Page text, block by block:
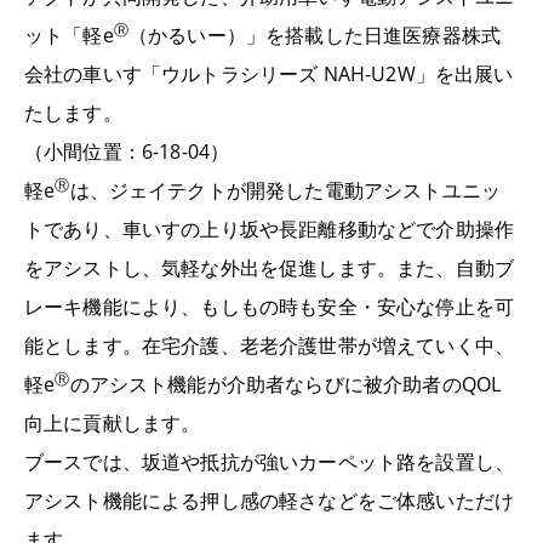
ット「軽eⓇ（かるいー）」を搭載した日進医療器株式
会社の車いす「ウルトラシリーズ NAH-U2W」を出展い
たします。
（小間位置： 6-18-04）
軽eⓇは、ジェイテクトが開発した電動アシストユニッ
トであり、車いすの上り坂や長距離移動などで介助操作
をアシストし、気軽な外出を促進します。また、自動ブ
レーキ機能により、もしもの時も安全・安心な停止を可
能とします。在宅介護、老老介護世帯が増えていく中、
軽eⓇのアシスト機能が介助者ならびに被介助者のQOL
向上に貢献します。
ブースでは、坂道や抵抗が強いカーペット路を設置し、
アシスト機能による押し感の軽さなどをご体感いただけ